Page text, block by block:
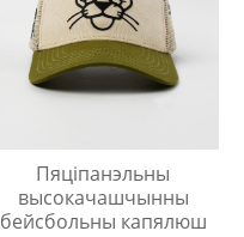
Пяціпанэльны
высокачашчынны
бейсбольны капялюш